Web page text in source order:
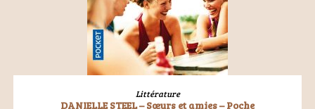
LIRE LA SUITE
Littérature
DANIELLE STEEL – Sœurs et amies – Poche